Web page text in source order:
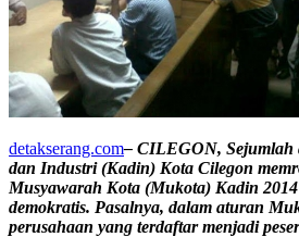
detakserang.com– CILEGON, Sejumlah
dan Industri (Kadin) Kota Cilegon
Musyawarah Kota (Mukota) Kadin
demokratis. Pasalnya, dalam aturan
perusahaan yang terdaftar menjadi